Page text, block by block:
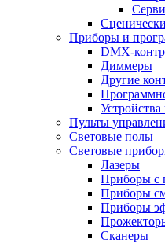
Приборы и
DMX-
Диммеры
Другие
Пульты
Световые полы
Световые
Лазеры
Приборы с
Приборы
Приборы
Сканеры